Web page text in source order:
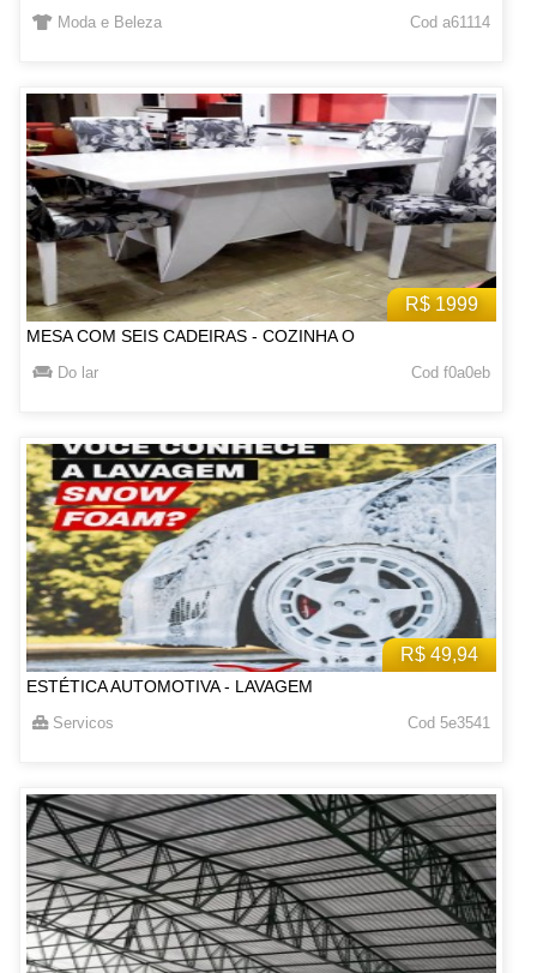
Moda e Beleza Cod a61114
R$ 1999
MESA COM SEIS CADEIRAS - COZINHA O
Do lar Cod f0a0eb
R$ 49,94
ESTÉTICA AUTOMOTIVA - LAVAGEM
Servicos Cod 5e3541